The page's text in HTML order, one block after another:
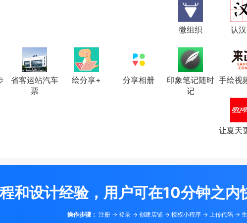
微组织 认
省客运站汽车
票
绘分享+ 分享相册
印象笔记随时
记
手绘视
让夏天
和设计经验，用户可在10分钟之内
操作步骤： 注册 -> 登录 -> 创建店铺 -> 授权小程序 -> 上传代码 ->